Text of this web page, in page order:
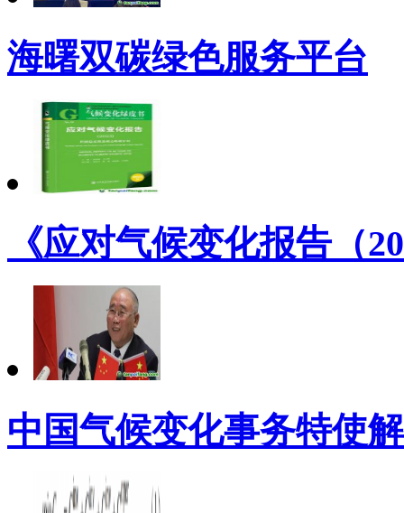
海曙双碳绿色服务平台
《应对气候变化报告（
中国气候变化事务特使